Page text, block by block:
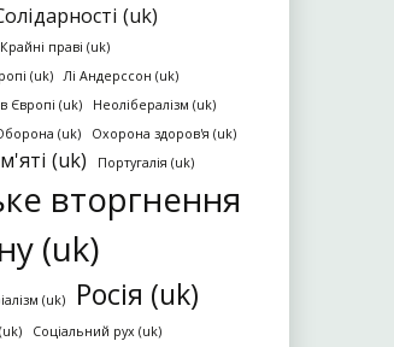
(uk)
Крайні праві (uk)
(uk)
Лі Андерссон (uk)
в Європі (uk)
Неолібералізм (uk)
(uk) Охорона здоров'я (uk)
(uk) Португалія (uk)
вторгнення
(uk)
(uk) Росія (uk)
Соціальний рух (uk)